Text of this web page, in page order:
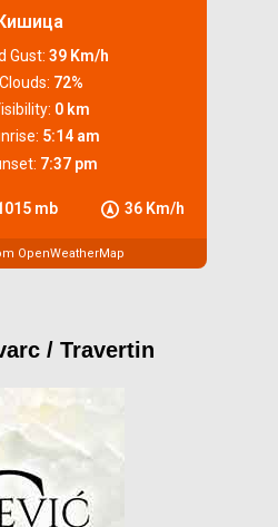
mb 36 Km/h
Gust: 39 Km/h
Clouds: 72%
0 km
5:14 am
7:37 pm
OpenWeatherMap
/ Travertin